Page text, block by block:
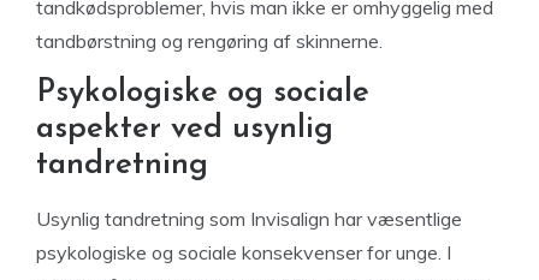
tandkødsproblemer, hvis man ikke er omhyggelig med
tandbørstning og rengøring af skinnerne.
Psykologiske og sociale
aspekter ved usynlig
tandretning
Usynlig tandretning som Invisalign har væsentlige
psykologiske og sociale konsekvenser for unge. I